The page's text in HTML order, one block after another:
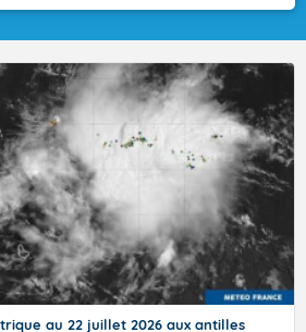
D'ACTIVITÉ
LA SAISON 2025
au 22 juillet 2026 aux antilles